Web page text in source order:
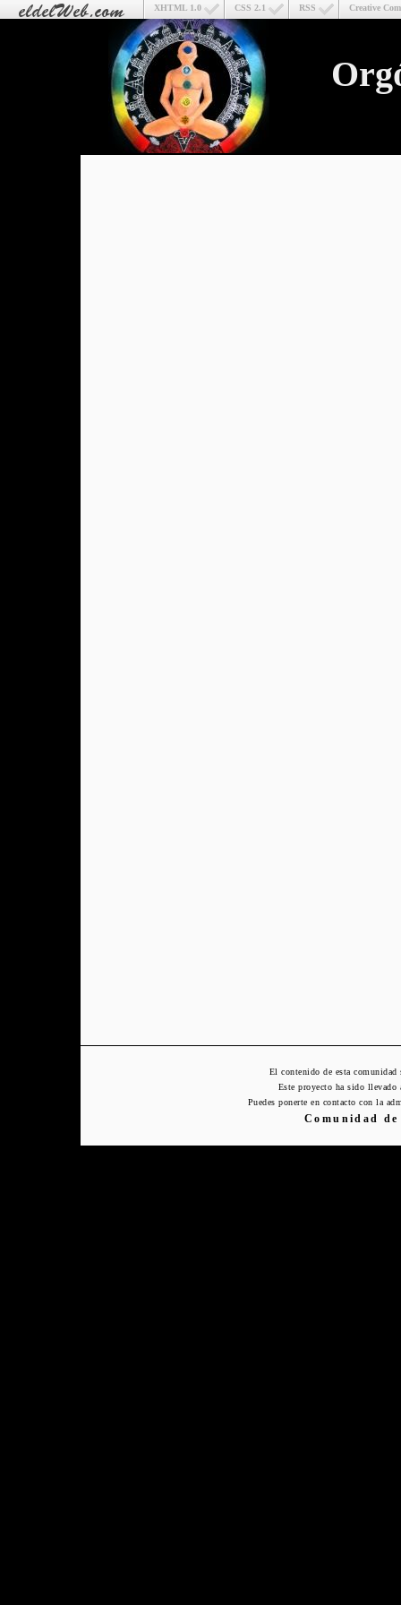
Creative
RSS
CSS 2.1
XHTML 1.0
El contenido de esta
Este proyecto ha sido
Puedes ponerte en contacto con la
Comunidad